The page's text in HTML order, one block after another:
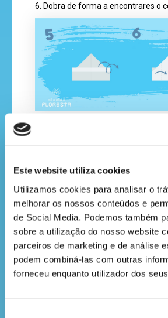
Este website utiliza cookies
Utilizamos cookies para analisar o
melhorar os nossos conteúdos e
de Social Media. Podemos também
sobre a utilização do nosso website
parceiros de marketing e de análise
podem combiná-las com outras
forneceu enquanto utilizador dos
6. Dobra de forma a encontrares o
7. Dobra no picotado como se
9. Volta a fazer o mesmo.